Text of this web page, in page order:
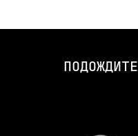
ПОДОЖДИТЕ